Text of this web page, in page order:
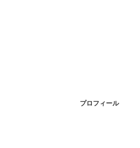
プロフィール